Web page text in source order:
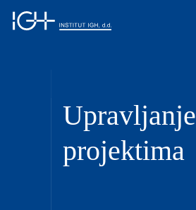
Upravljanje
projektima